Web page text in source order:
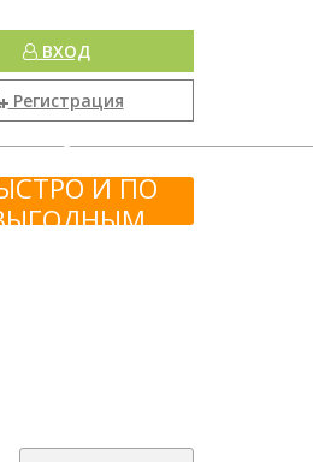
ВХОД
Регистрация
НАЙТИ ВСЕ
И ПО